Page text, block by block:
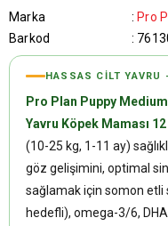
Marka : Pro
Barkod
:
HASSAS CILT
Pro Plan Puppy
Yavru Köpek Maması
(10-25 kg, 1-11 ay)
göz gelişimini, optimal
sağlamak için somon etli
hedefli), omega-3/6,